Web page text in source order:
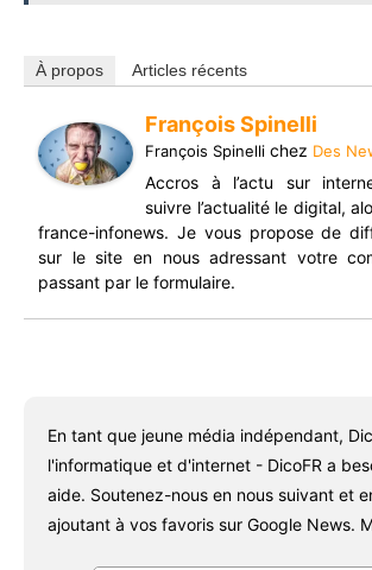
À propos Articles récents
François Spinelli
François Spinelli chez Des
Accros à l’actu sur
suivre l’actualité le digital,
france-infonews. Je vous propose de
sur le site en nous adressant votre
passant par le formulaire.
En tant que jeune média indépendant,
l'informatique et d'internet - DicoFR a
aide. Soutenez-nous en nous suivant et
ajoutant à vos favoris sur Google News.